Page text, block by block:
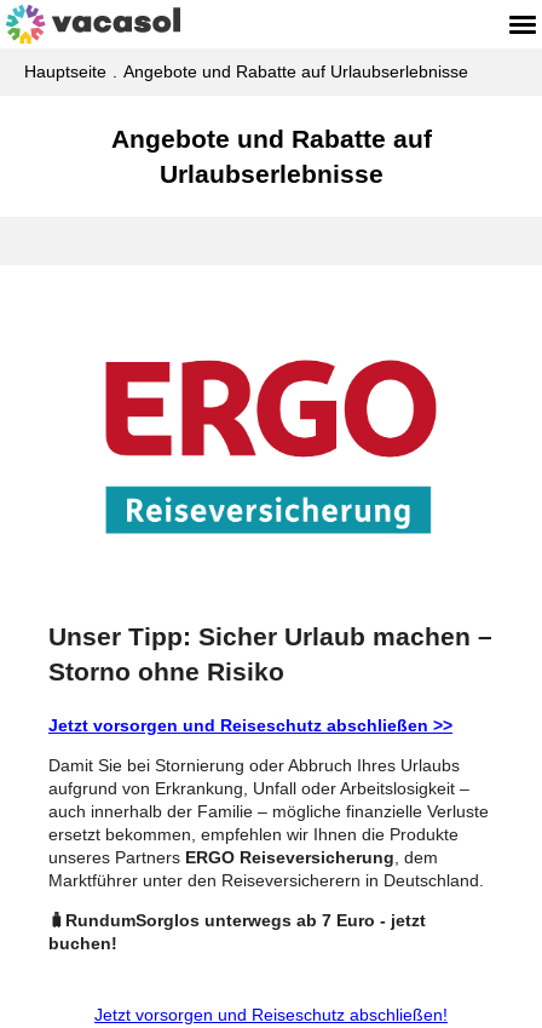
Hauptseite Angebote und Rabatte auf Urlaubserlebnisse
Angebote und Rabatte auf
Urlaubserlebnisse
Unser Tipp: Sicher Urlaub machen –
Storno ohne Risiko
Jetzt vorsorgen und Reiseschutz abschließen >>
Damit Sie bei Stornierung oder Abbruch Ihres Urlaubs
aufgrund von Erkrankung, Unfall oder Arbeitslosigkeit –
auch innerhalb der Familie – mögliche finanzielle Verluste
ersetzt bekommen, empfehlen wir Ihnen die Produkte
unseres Partners ERGO Reiseversicherung , dem
Marktführer unter den Reiseversicherern in Deutschland.
🧳RundumSorglos unterwegs ab 7 Euro - jetzt
buchen!
Jetzt vorsorgen und Reiseschutz abschließen!